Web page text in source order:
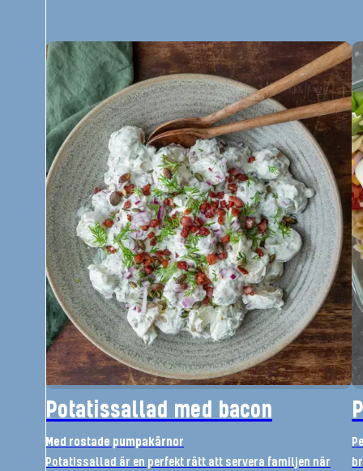
Potatissallad med bacon
Med rostade pumpakärnor
Potatissallad är en perfekt rätt att servera familjen när